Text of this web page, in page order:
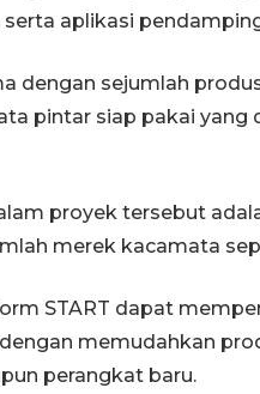
aplikasi
dengan sejumlah
pintar siap pakai yang
proyek tersebut
merek kacamata
START dapat
memudahkan
perangkat baru.